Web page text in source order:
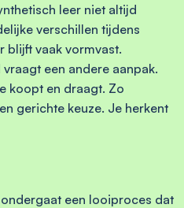
leer niet altijd
verschillen tijdens
blijft vaak vormvast.
een andere aanpak.
koopt en draagt. Zo
gerichte keuze. Je herkent
een looiproces dat